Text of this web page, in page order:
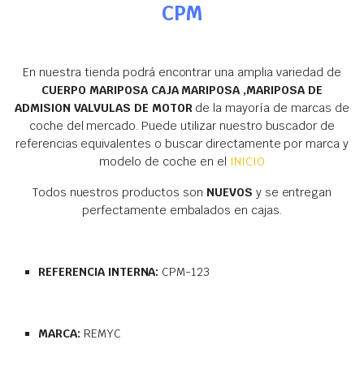
CPM
En nuestra tienda podrá encontrar una amplia variedad de
CUERPO MARIPOSA CAJA MARIPOSA ,MARIPOSA DE
ADMISION VALVULAS DE MOTORde la mayoría de marcas de
coche del mercado. Puede utilizar nuestro buscador de
referencias equivalentes o buscar directamente por marca y
modelo de coche en el INICIO
Todos nuestros productos son NUEVOS y se entregan
perfectamente embalados en cajas.
REFERENCIA INTERNA: CPM-123
MARCA: REMYC